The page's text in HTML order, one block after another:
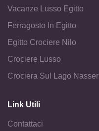
Vacanze Lusso Egitto
Ferragosto In Egitto
Egitto Crociere Nilo
Crociere Lusso
Crociera Sul Lago Nasser
Link Utili
Contattaci